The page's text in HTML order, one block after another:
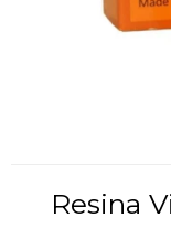
Resina